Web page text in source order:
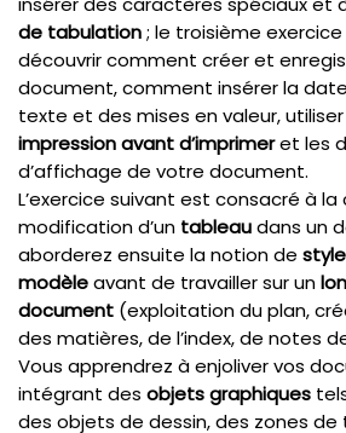
de tabulation; le troisième
découvrir comment créer et
document, comment insérer la
texte et des mises en valeur, utiliser
impression avant d’imprimeret les
d’affichage de votre document.
L’exercice suivant est consacré à
modification d’un tableaudans un
aborderez ensuite la notion de
modèleavant de travailler sur un
document (exploitation du plan,
des matières, de l’index, de notes
Vous apprendrez à enjoliver vos
intégrant des objets graphiques
des objets de dessin, des zones